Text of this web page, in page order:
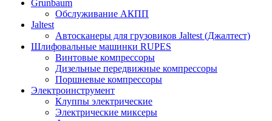
Grunbaum
Обслуживание АКПП
Jaltest
Автосканеры для грузовиков Jaltest (Джалтест)
Шлифовальные машинки RUPES
Винтовые компрессоры
Дизельные передвижные компрессоры
Поршневые компрессоры
Электроинструмент
Клуппы электрические
Электрические миксеры